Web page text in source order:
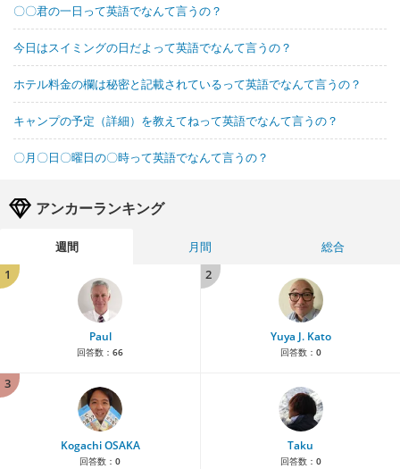
〇〇君の一日って英語でなんて言うの？
今日はスイミングの日だよって英語でなんて言うの？
ホテル料金の欄は秘密と記載されているって英語でなんて言うの？
キャンプの予定（詳細）を教えてねって英語でなんて言うの？
〇月〇日〇曜日の〇時って英語でなんて言うの？
アンカーランキング
週間 月間
総合
1
Paul
回答数： 66
2
Yuya J. Kato
回答数： 0
3
Kogachi OSAKA
回答数： 0
Taku
回答数： 0